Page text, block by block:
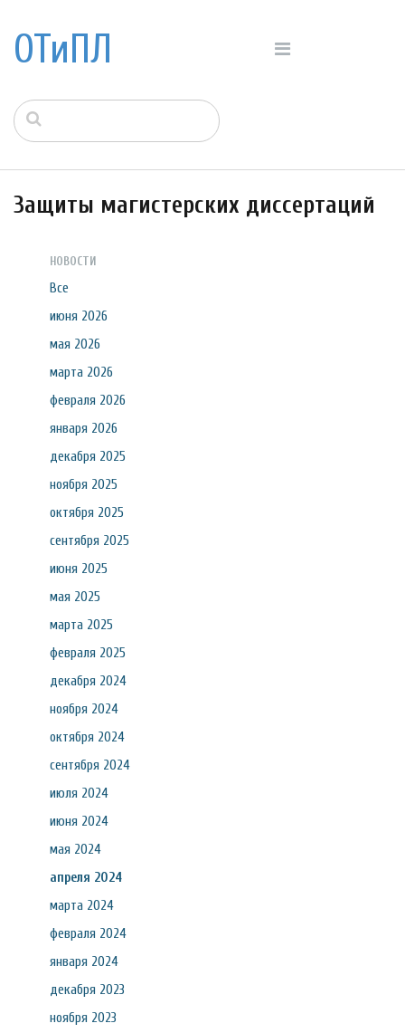
ОТиПЛ
Защиты магистерских диссертаций
НОВОСТИ
Все
июня 2026
мая 2026
марта 2026
февраля 2026
января 2026
декабря 2025
ноября 2025
октября 2025
сентября 2025
июня 2025
мая 2025
марта 2025
февраля 2025
декабря 2024
ноября 2024
октября 2024
сентября 2024
июля 2024
июня 2024
мая 2024
апреля 2024
марта 2024
февраля 2024
января 2024
декабря 2023
ноября 2023